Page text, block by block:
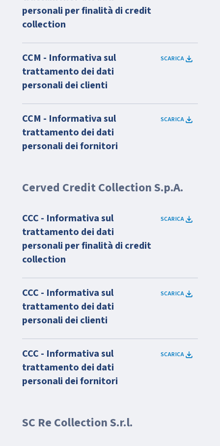
personali per finalità di credit
collection
CCM - Informativa sul
trattamento dei dati
personali dei clienti
SCARICA
CCM - Informativa sul
trattamento dei dati
personali dei fornitori
SCARICA
Cerved Credit Collection S.p.A.
CCC - Informativa sul
trattamento dei dati
personali per finalità di credit
collection
SCARICA
CCC - Informativa sul
trattamento dei dati
personali dei clienti
SCARICA
CCC - Informativa sul
trattamento dei dati
personali dei fornitori
SCARICA
SC Re Collection S.r.l.